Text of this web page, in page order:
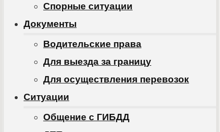
Спорные ситуации
Документы
Водительские права
Для выезда за границу
Для осуществления перевозок
Ситуации
Общение с ГИБДД